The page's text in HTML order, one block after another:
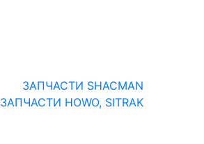
ЗАПЧАСТИ SHACMAN
ЗАПЧАСТИ HOWO, SITRAK